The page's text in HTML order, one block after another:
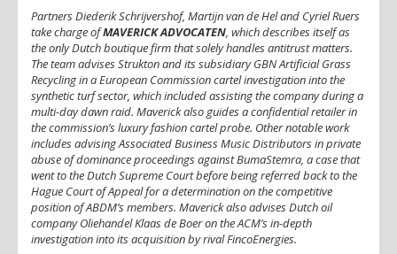
Partners Diederik Schrijvershof, Martijn van de Hel and Cyriel Ruers
take charge ofMAVERICK ADVOCATEN , which describes itself as
the only Dutch boutique firm that solely handles antitrust matters.
The team advises Strukton and its subsidiary GBN Artificial Grass
Recycling in a European Commission cartel investigation into the
synthetic turf sector, which included assisting the company during a
multi-day dawn raid. Maverick also guides a confidential retailer in
the commission’s luxury fashion cartel probe. Other notable work
includes advising Associated Business Music Distributors in private
abuse of dominance proceedings against BumaStemra, a case that
went to the Dutch Supreme Court before being referred back to the
Hague Court of Appeal for a determination on the competitive
position of ABDM’s members. Maverick also advises Dutch oil
company Oliehandel Klaas de Boer on the ACM’s in-depth
investigation into its acquisition by rival FincoEnergies.